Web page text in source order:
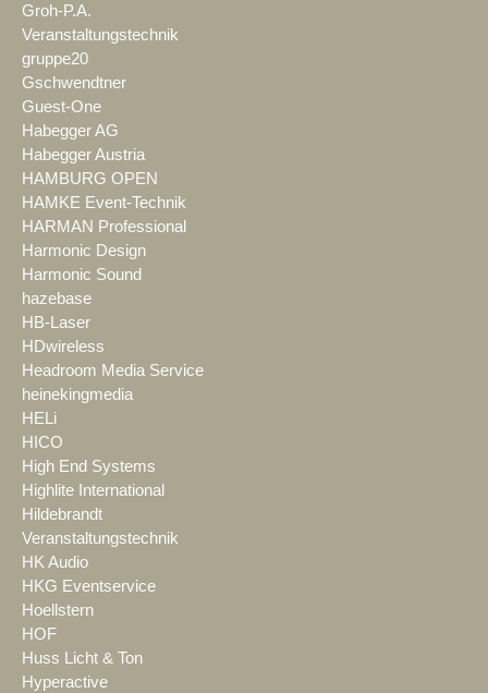
Groh-P.A.
Veranstaltungstechnik
gruppe20
Gschwendtner
Guest-One
Habegger AG
Habegger Austria
HAMBURG OPEN
HAMKE Event-Technik
HARMAN Professional
Harmonic Design
Harmonic Sound
hazebase
HB-Laser
HDwireless
Headroom Media Service
heinekingmedia
HELi
HICO
High End Systems
Highlite International
Hildebrandt
Veranstaltungstechnik
HK Audio
HKG Eventservice
Hoellstern
HOF
Huss Licht & Ton
Hyperactive